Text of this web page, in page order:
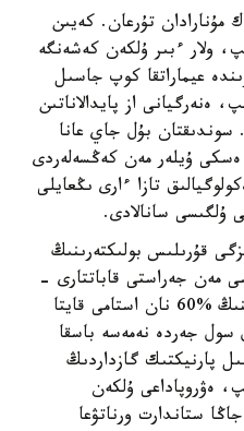
مۇنارادان تۇرعان. كەيىن
ولار ءبىر ۇلكەن كەشەنگە
عيماراتقا كوپ جاسىل
ەنەرگيانى از پايدالاناتىن
سوندىقتان بۇل جاي عانا
ەسكى ۇيلەر مەن كەڭسەلەردى
تازا ءارى ىڭعايلى
ۇلگىسى سانالادى.
قۇرىلىس بولىكتەرىنىڭ
مەن جەراستى قاباتتارى -
ساقتالعان. قۇرىلىس ماتەريالدارىنىڭ %60 نان استامى قايتا
سول جەردە نەمەسە باسقا
پارنيكتىك گازداردىڭ
ەۋروپاداعى ۇلكەن
ستاندارت ورناتۋعا